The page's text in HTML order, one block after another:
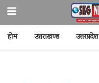
होम उत्तराखण्ड उत्तरप्रदेश